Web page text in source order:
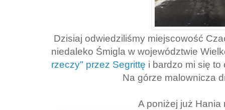
Dzisiaj odwiedziliśmy miejscowość
niedaleko Śmigla w województwie
rzeczy" przez Segrittę i bardzo mi się
Na górze malownicza
A poniżej już Hania